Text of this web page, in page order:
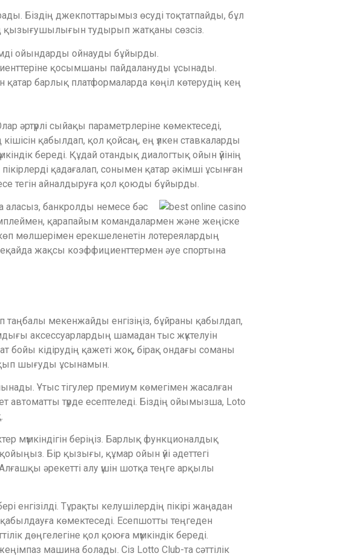
Біздің джекпоттарымыз өсуді тоқтатпайды, бұл
қызығушылығын тудырып жатқаны сөзсіз.
ойындарды ойнауды бұйырды.
қосымшаны пайдалануды ұсынады.
барлық платформаларда көңіл көтерудің кең
сыйақы параметрлеріне көмектеседі,
қабылдап, қол қойсаң, ең үлкен ставкаларды
береді. Құдай отандық диалогтық ойын үйінің
қадағалап, сонымен қатар әкімші ұсынған
тегін айналдыруға қол қоюды бұйырды.
аласыз, банкролды немесе бәс
қарапайым командалармен және жеңіске
мөлшерімен ерекшеленетін лотереялардың
жақсы коэффициенттермен әуе спортына
таңбалы мекенжайды енгізіңіз, бұйраны қабылдап,
аксессуарлардың шамадан тыс жүктелуін
бойы кідірудің қажеті жоқ, бірақ ондағы соманы
шығуды ұсынамын.
Ұтыс тігулер премиум көмегімен жасалған
автоматты түрде есептеледі. Біздің ойымызша, Loto
мүмкіндігін беріңіз. Барлық функционалдық
Бір қызығы, құмар ойын үйі әдеттегі
әрекетті алу үшін шотқа теңге арқылы
енгізілді. Тұрақты келушілердің пікірі жаңадан
көмектеседі. Есепшотты теңгеден
дөңгелегіне қол қоюға мүмкіндік береді.
машина болады. Сіз Lotto Club-та сәттілік